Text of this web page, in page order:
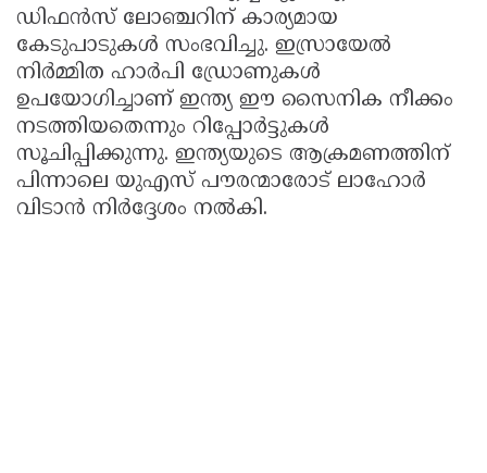
ഡിഫൻസ് ലോഞ്ചറിന് കാര്യമായ
കേടുപാടുകൾ സംഭവിച്ചു. ഇസ്രായേൽ
നിർമ്മിത ഹാർപി ഡ്രോണുകൾ
ഉപയോഗിച്ചാണ് ഇന്ത്യ ഈ സൈനിക നീക്കം
നടത്തിയതെന്നും റിപ്പോർട്ടുകൾ
സൂചിപ്പിക്കുന്നു. ഇന്ത്യയുടെ ആക്രമണത്തിന്
പിന്നാലെ യുഎസ് പൗരന്മാരോട് ലാഹോർ
വിടാൻ നിർദ്ദേശം നൽകി.